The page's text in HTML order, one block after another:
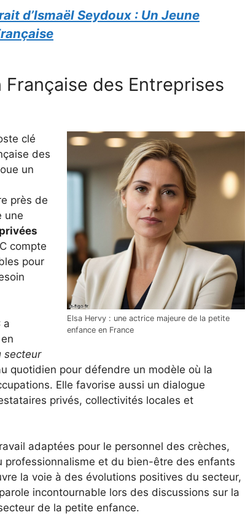
d’Ismaël Seydoux : Un Jeune
des Entreprises
Elsa Hervy : une actrice majeure de la petite
enfance en France
clé
des
un
près de
une
compte
pour
a
secteur
quotidien pour défendre un modèle où la
Elle favorise aussi un dialogue
privés, collectivités locales et
adaptées pour le personnel des crèches,
professionnalisme et du bien-être des enfants
la voie à des évolutions positives du secteur,
incontournable lors des discussions sur la
de la petite enfance.